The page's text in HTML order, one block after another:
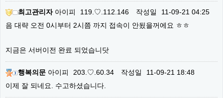
최고관리자아이피 119.♡.112.146 작성일
11-09-21 04:25
음 대략 오전 0시부터 2시쯤 까지 접속이 안됬을꺼에요 ㅎㅎ
지금은 서버이전 완료 되었습니닷
행복의문 아이피 203.♡.60.34 작성일
11-09-21 18:48
이제 잘 되네요. 수고하셨습니다.